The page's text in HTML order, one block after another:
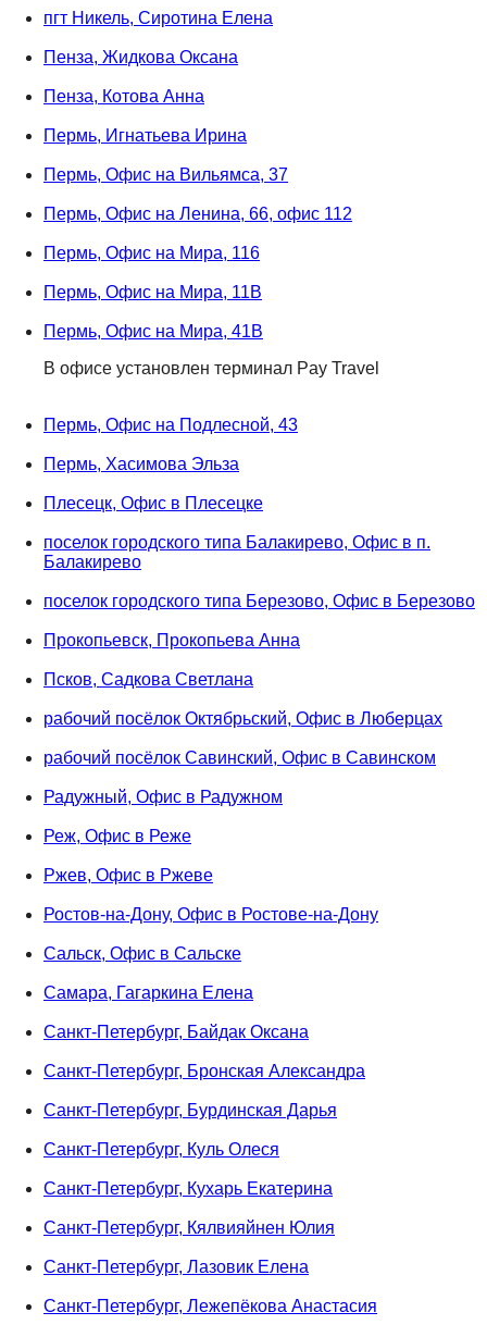
пгт Никель, Сиротина Елена
Пенза, Жидкова Оксана
Пенза, Котова Анна
Пермь, Игнатьева Ирина
Пермь, Офис на Вильямса, 37
Пермь, Офис на Ленина, 66, офис 112
Пермь, Офис на Мира, 116
Пермь, Офис на Мира, 11В
Пермь, Офис на Мира, 41В
В офисе установлен терминал Pay Travel
Пермь, Офис на Подлесной, 43
Пермь, Хасимова Эльза
Плесецк, Офис в Плесецке
поселок городского типа Балакирево, Офис в п.
Балакирево
поселок городского типа Березово, Офис в Березово
Прокопьевск, Прокопьева Анна
Псков, Садкова Светлана
рабочий посёлок Октябрьский, Офис в Люберцах
рабочий посёлок Савинский, Офис в Савинском
Радужный, Офис в Радужном
Реж, Офис в Реже
Ржев, Офис в Ржеве
Ростов-на-Дону, Офис в Ростове-на-Дону
Сальск, Офис в Сальске
Самара, Гагаркина Елена
Санкт-Петербург, Байдак Оксана
Санкт-Петербург, Бронская Александра
Санкт-Петербург, Бурдинская Дарья
Санкт-Петербург, Куль Олеся
Санкт-Петербург, Кухарь Екатерина
Санкт-Петербург, Кялвияйнен Юлия
Санкт-Петербург, Лазовик Елена
Санкт-Петербург, Лежепёкова Анастасия